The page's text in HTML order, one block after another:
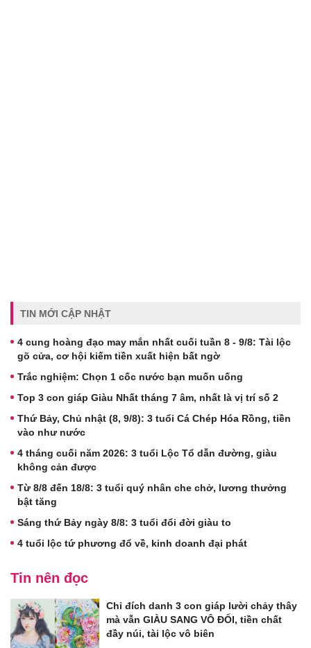
TIN MỚI CẬP NHẬT
4 cung hoàng đạo may mắn nhất cuối tuần 8 - 9/8: Tài lộc
gõ cửa, cơ hội kiếm tiền xuất hiện bất ngờ
Trắc nghiệm: Chọn 1 cốc nước bạn muốn uống
Top 3 con giáp Giàu Nhất tháng 7 âm, nhất là vị trí số 2
Thứ Bảy, Chủ nhật (8, 9/8): 3 tuổi Cá Chép Hóa Rồng, tiền
vào như nước
4 tháng cuối năm 2026: 3 tuổi Lộc Tổ dẫn đường, giàu
không cản được
Từ 8/8 đến 18/8: 3 tuổi quý nhân che chở, lương thưởng
bật tăng
Sáng thứ Bảy ngày 8/8: 3 tuổi đổi đời giàu to
4 tuổi lộc tứ phương đổ về, kinh doanh đại phát
Tin nên đọc
Chỉ đích danh 3 con giáp lười chảy thây
mà vẫn GIÀU SANG VÔ ĐỐI, tiền chất
đầy núi, tài lộc vô biên